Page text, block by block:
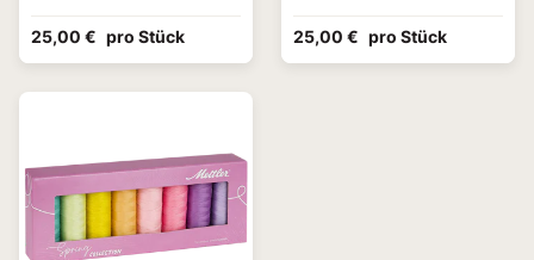
25,00 € pro Stück 25,00 € pro Stück